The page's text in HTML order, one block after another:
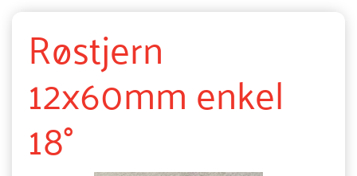
Røstjern
12x60mm enkel
18°